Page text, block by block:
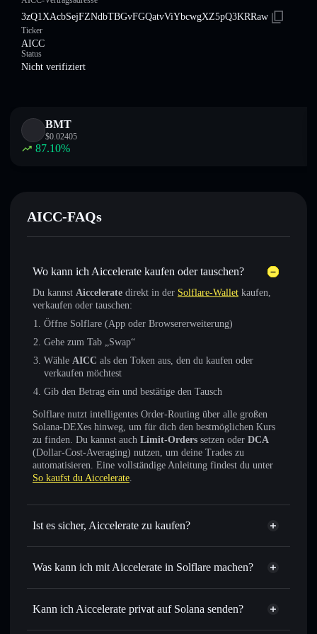
3zQ1XAcbSejFZNdbTBGvFGQatvViYbcwgXZ5pQ3KRRaw
Ticker
AICC
Status
Nicht verifiziert
BMT
$0.02405
87.10%
AICC-FAQs
Wo kann ich Aiccelerate kaufen oder tauschen?
Du kannst Aiccelerate direkt in der Solflare-Wallet kaufen,
verkaufen oder tauschen:
Öffne Solflare (App oder Browsererweiterung)
Gehe zum Tab „Swap“
Wähle AICC als den Token aus, den du kaufen oder
verkaufen möchtest
Gib den Betrag ein und bestätige den Tausch
Solflare nutzt intelligentes Order-Routing über alle großen
Solana-DEXes hinweg, um für dich den bestmöglichen Kurs
zu finden. Du kannst auch Limit-Orders setzen oder DCA
(Dollar-Cost-Averaging) nutzen, um deine Trades zu
automatisieren. Eine vollständige Anleitung findest du unter
So kaufst du Aiccelerate.
Ist es sicher, Aiccelerate zu kaufen?
Aiccelerate nicht verifiziert
Was kann ich mit Aiccelerate in Solflare machen?
Aiccelerate
Solflare-Wallet
Sofort tauschen– handle AICC gegen SOL, USDC oder
Kann ich Aiccelerate privat auf Solana senden?
Privacy